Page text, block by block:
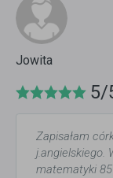
Jowita
5/
Zapisałam
j.angielskiego.
matematyki